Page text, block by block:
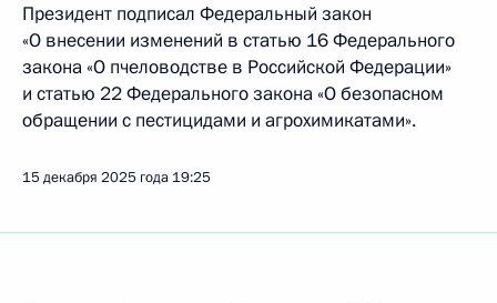
Президент подписал Федеральный закон
«О внесении изменений в статью 16 Федерального
закона «О пчеловодстве в Российской Федерации»
и статью 22 Федерального закона «О безопасном
обращении с пестицидами и агрохимикатами».
15 декабря 2025 года 19:25